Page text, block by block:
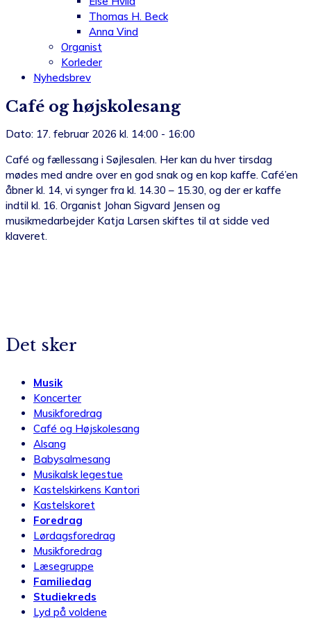
Thomas H. Beck
Anna Vind
Organist
Korleder
Nyhedsbrev
Café og højskolesang
Dato: 17. februar 2026 kl. 14:00 - 16:00
Café og fællessang i Søjlesalen. Her kan du hver tirsdag
mødes med andre over en god snak og en kop kaffe. Café’en
åbner kl. 14, vi synger fra kl. 14.30 – 15.30, og der er kaffe
indtil kl. 16. Organist Johan Sigvard Jensen og
musikmedarbejder Katja Larsen skiftes til at sidde ved
klaveret.
Det sker
Musik
Koncerter
Musikforedrag
Café og Højskolesang
Alsang
Babysalmesang
Musikalsk legestue
Kastelskirkens Kantori
Kastelskoret
Foredrag
Lørdagsforedrag
Musikforedrag
Læsegruppe
Familiedag
Studiekreds
Lyd på voldene